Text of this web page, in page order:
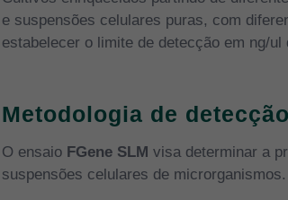
e suspensões celulares puras, com
estabelecer o limite de detecção em ng/ul
Metodologia de
O ensaio FGene SLM visa determinar a
suspensões celulares de microrganismos.